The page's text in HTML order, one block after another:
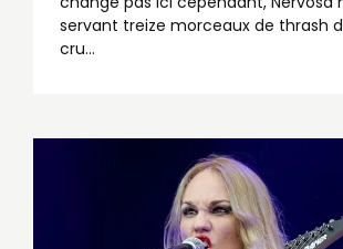
servant treize morceaux de thrash
cru...